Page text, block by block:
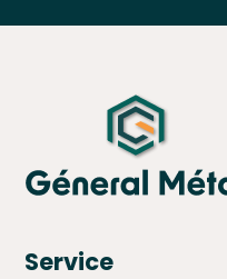
Service